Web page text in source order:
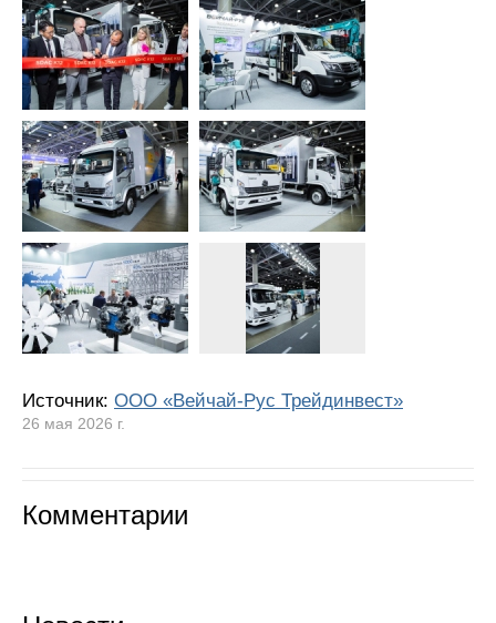
Источник: ООО «Вейчай-Рус Трейдинвест»
26 мая 2026 г.
Комментарии